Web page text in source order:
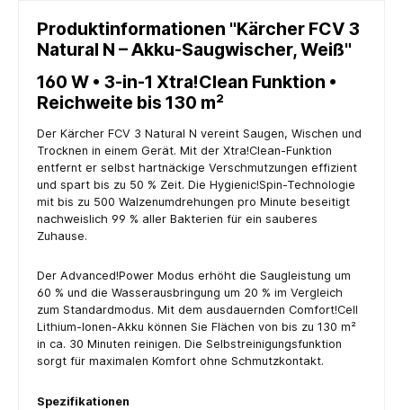
Produktinformationen "Kärcher FCV 3
Natural N – Akku-Saugwischer, Weiß"
160 W • 3-in-1 Xtra!Clean Funktion •
Reichweite bis 130 m²
Der Kärcher FCV 3 Natural N vereint Saugen, Wischen und
Trocknen in einem Gerät. Mit der Xtra!Clean-Funktion
entfernt er selbst hartnäckige Verschmutzungen effizient
und spart bis zu 50 % Zeit. Die Hygienic!Spin-Technologie
mit bis zu 500 Walzenumdrehungen pro Minute beseitigt
nachweislich 99 % aller Bakterien für ein sauberes
Zuhause.
Der Advanced!Power Modus erhöht die Saugleistung um
60 % und die Wasserausbringung um 20 % im Vergleich
zum Standardmodus. Mit dem ausdauernden Comfort!Cell
Lithium-Ionen-Akku können Sie Flächen von bis zu 130 m²
in ca. 30 Minuten reinigen. Die Selbstreinigungsfunktion
sorgt für maximalen Komfort ohne Schmutzkontakt.
Spezifikationen